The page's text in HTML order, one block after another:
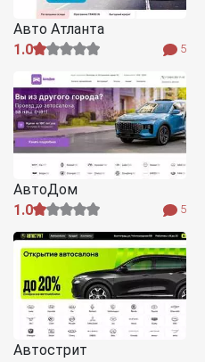
Авто Атланта
1.0
5
АвтоДом
1.0
5
Автострит